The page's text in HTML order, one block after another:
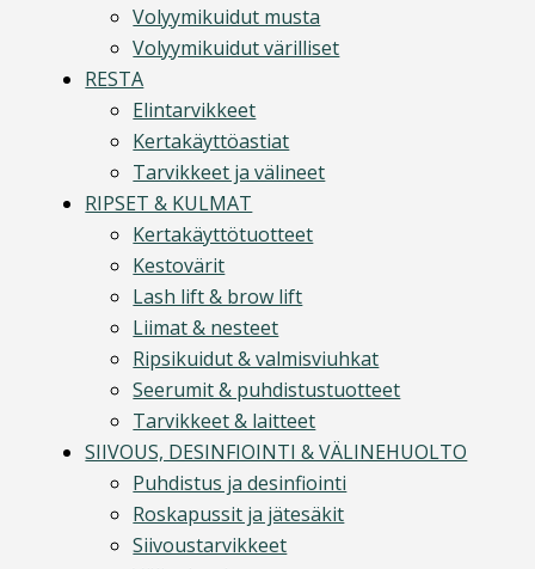
Volyymikuidut musta
Volyymikuidut värilliset
RESTA
Elintarvikkeet
Kertakäyttöastiat
Tarvikkeet ja välineet
RIPSET & KULMAT
Kertakäyttötuotteet
Kestovärit
Lash lift & brow lift
Liimat & nesteet
Ripsikuidut & valmisviuhkat
Seerumit & puhdistustuotteet
Tarvikkeet & laitteet
SIIVOUS, DESINFIOINTI & VÄLINEHUOLTO
Puhdistus ja desinfiointi
Roskapussit ja jätesäkit
Siivoustarvikkeet